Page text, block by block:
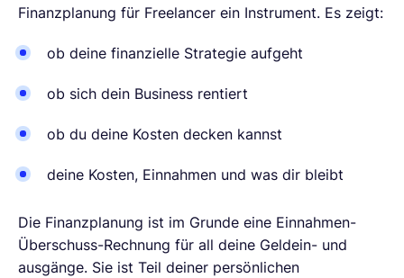
Finanzplanung für Freelancer ein Instrument. Es zeigt:
ob deine finanzielle Strategie aufgeht
ob sich dein Business rentiert
ob du deine Kosten decken kannst
deine Kosten, Einnahmen und was dir bleibt
Die Finanzplanung ist im Grunde eine Einnahmen-
Überschuss-Rechnung für all deine Geldein- und
ausgänge. Sie ist Teil deiner persönlichen